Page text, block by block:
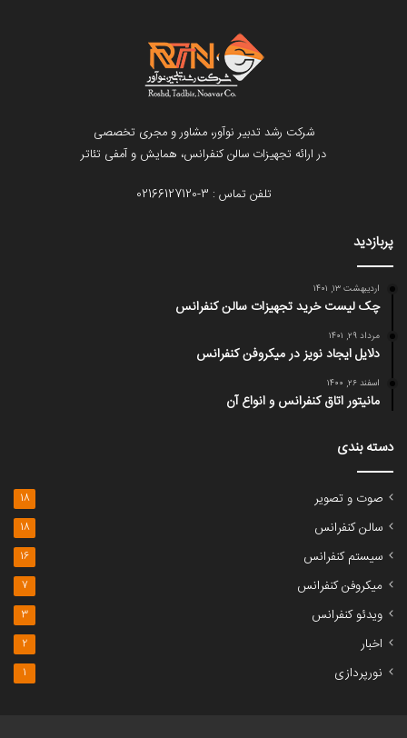
شرکت رشد تدبیر نوآور، مشاور و مجری تخصصی
در ارائه تجهیزات سالن کنفرانس، همایش و آمفی تئاتر
تلفن تماس : 3-02166127120
پربازدید
اردیبهشت ۱۳, ۱۴۰۱
چک لیست خرید تجهیزات سالن کنفرانس
مرداد ۲۹, ۱۴۰۱
دلایل ایجاد نویز در میکروفن کنفرانس
اسفند ۲۶, ۱۴۰۰
مانیتور اتاق کنفرانس و انواع آن
دسته بندی
صوت و تصویر 18
سالن کنفرانس 18
سیستم کنفرانس 16
میکروفن کنفرانس 7
ویدئو کنفرانس 3
اخبار 2
نورپردازی 1